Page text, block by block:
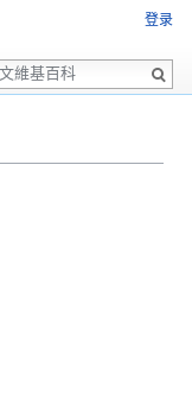
登录